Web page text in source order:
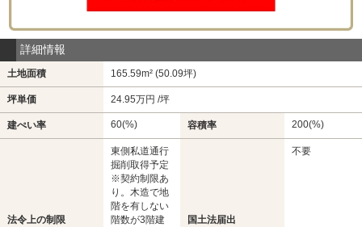
詳細情報
土地面積 165.59m² (50.09坪)
坪単価 24.95万円 /坪
建ぺい率 60(%) 容積率 200(%)
法令上の制限
東側私道通行
掘削取得予定
※契約制限あ
り。木造で地
階を有しない
階数が3階建
国土法届出
不要